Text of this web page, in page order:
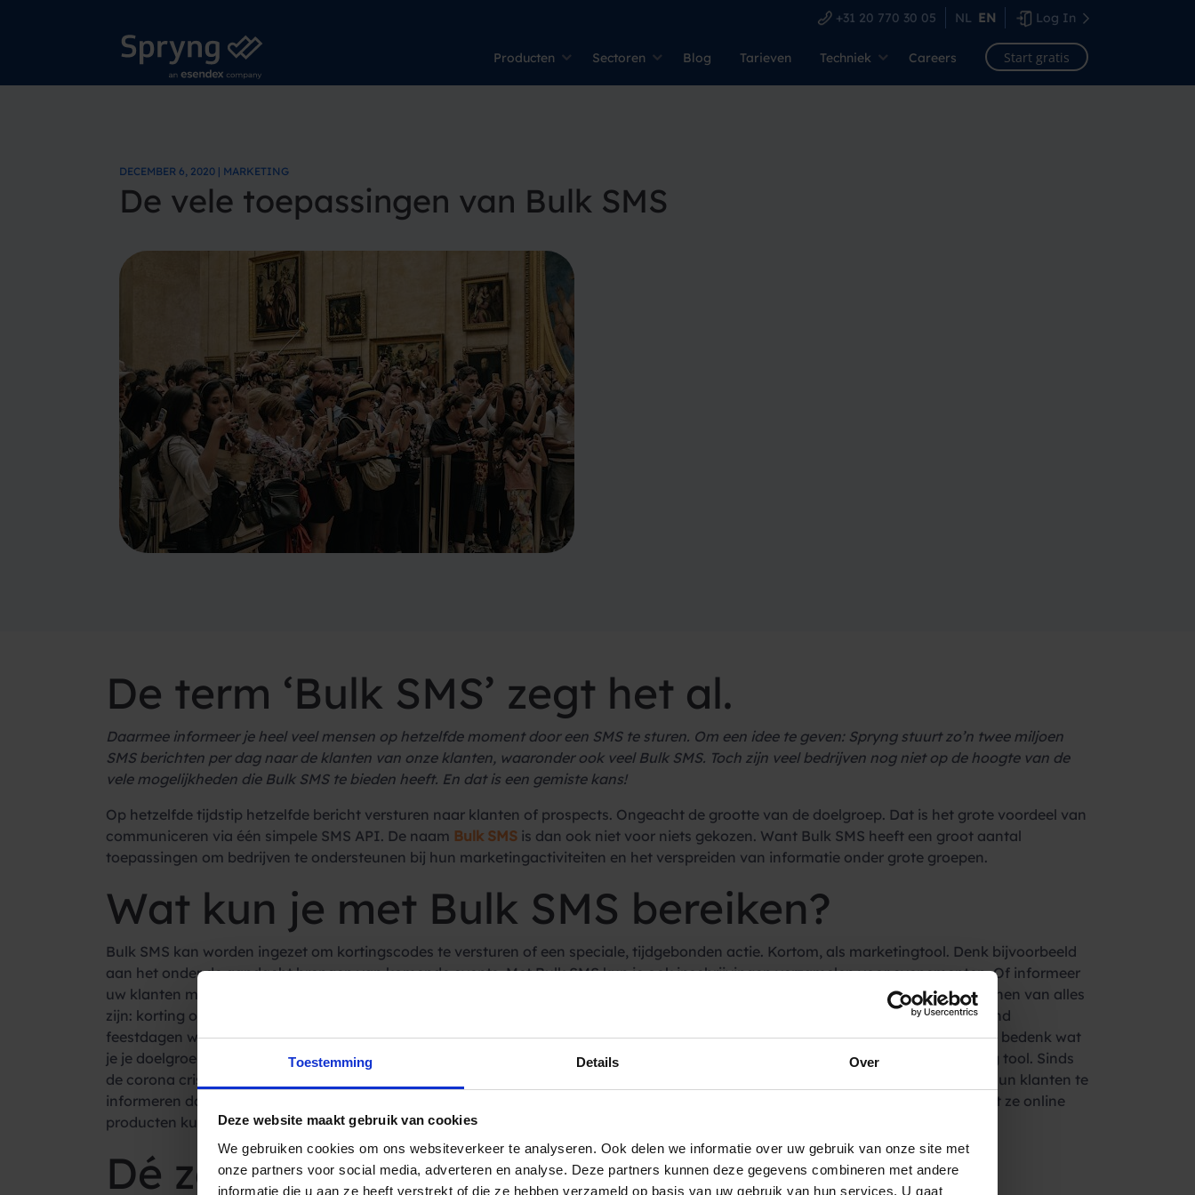
Toestemming Details Over
Deze website maakt gebruik van cookies
We gebruiken cookies om ons websiteverkeer te analyseren. Ook delen we informatie over uw gebruik van onze site met
onze partners voor social media, adverteren en analyse. Deze partners kunnen deze gegevens combineren met andere
informatie die u aan ze heeft verstrekt of die ze hebben verzameld op basis van uw gebruik van hun services. U gaat
+31 20 770 30 05 NL EN Log In
Producten Sectoren Blog Tarieven Techniek Careers Start gratis
DECEMBER 6, 2020 | MARKETING
De vele toepassingen van Bulk SMS
De term ‘Bulk SMS’ zegt het al.
Daarmee informeer je heel veel mensen op hetzelfde moment door een SMSte sturen. Om een idee te geven: Spryng stuurt zo’n twee miljoen
SMSberichten per dag naar de klanten van onze klanten, waaronder ook veel Bulk SMS. Toch zijn veel bedrijven nog niet op de hoogte van de
vele mogelijkheden die Bulk SMSte bieden heeft. En dat is een gemiste kans!
Op hetzelfde tijdstip hetzelfde bericht versturen naar klanten of prospects. Ongeacht de grootte van de doelgroep. Dat is het grote voordeel van
communiceren via één simpele SMS API. De naam Bulk SMSis dan ook niet voor niets gekozen. Want Bulk SMS heeft een groot aantal
toepassingen om bedrijven te ondersteunen bij hun marketingactiviteiten en het verspreiden van informatie onder grote groepen.
Wat kun je met Bulk SMS bereiken?
Bulk SMS kan worden ingezet om kortingscodes te versturen of een speciale, tijdgebonden actie. Kortom, als marketingtool. Denk bijvoorbeeld
aan het onder de aandacht brengen van komende events. Met Bulk SMS kun je ook inschrijvingen verzamelen voor evenementen. Of informeer
uw klanten met informatieve berichten rondom actieperiodes. Zo blijven ze up to date en dat wordt gewaardeerd! Zulke acties kunnen van alles
zijn: korting op alle shirts van merk X, of op een bezoek aan je favoriete zonnebank, restaurant of winkel. En natuurlijk acties die rond
feestdagen worden georganiseerd, zoals korting op bloemen of chocolade rondValentijnof Moederdag. Eigenlijk kun je het simpel: bedenk wat
je je doelgroep wanneer wilt vertellen. En Bulk SMS maakt het mogelijk. Maar Bulk SMS wordt niet alleen gebruikt als een marketing tool. Sinds
de corona crisis gebruiken veel bedrijven en winkels Bulk SMS om hun klanten te informeren over aangepaste openingstijden, om hun klanten te
informeren dat ze de winkel tijdelijk moeten sluiten vanwege corona regelgeving, of om hun klanten naar de website te leiden zodat ze online
producten kunnen bestellen. Nog een inventieve manier waarop bedrijven Bulk SMS kunnen implementeren.
Dé zakelijke Bulk SMS provider